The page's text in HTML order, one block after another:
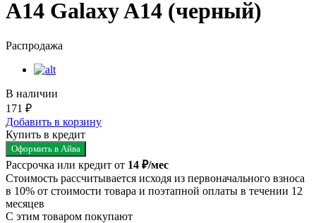
A14 Galaxy A14 (черный)
Распродажа
В наличии
171 ₽
Добавить в корзину
Купить в кредит
Оформить в Айва
Рассрочка или кредит от 14 ₽/мес
Стоимость рассчитывается исходя из первоначального взноса
в 10% от стоимости товара и поэтапной оплаты в течении 12
месяцев
С этим товаром покупают